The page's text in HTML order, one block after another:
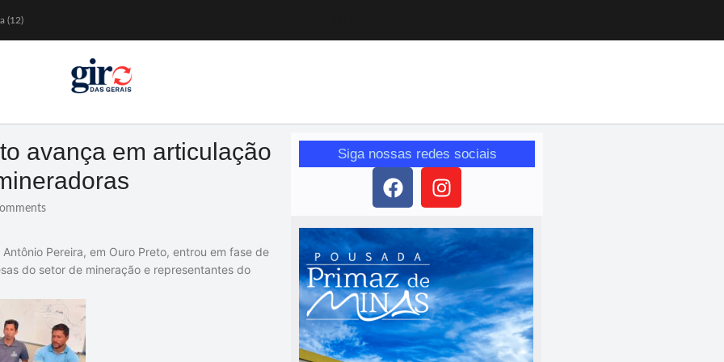
(12)
de glicose
avança em articulação
Pereira, em Ouro Preto, entrou em fase de
do setor de mineração e representantes do
Siga nossas redes sociais